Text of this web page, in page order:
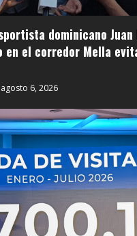
dominicano Juan
en el corredor Mella
agosto 6, 2026